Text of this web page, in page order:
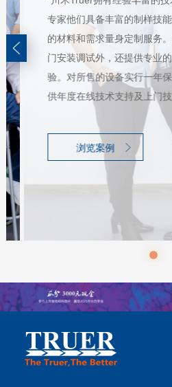
专家他们具备丰富的制样技
的材料和需求量身定制服务
门安装调试外，还提供专业
验。对所售的设备实行一年
供年度在线技术支持及上门
浏览案例